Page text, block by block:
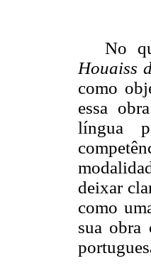
No
Houaiss
como
essa
língua
deixar
como
sua obra